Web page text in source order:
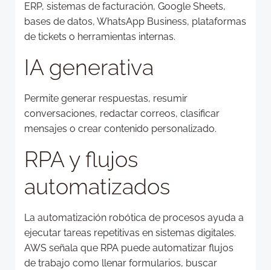
ERP, sistemas de facturación, Google Sheets,
bases de datos, WhatsApp Business, plataformas
de tickets o herramientas internas.
IA generativa
Permite generar respuestas, resumir
conversaciones, redactar correos, clasificar
mensajes o crear contenido personalizado.
RPA y flujos
automatizados
La automatización robótica de procesos ayuda a
ejecutar tareas repetitivas en sistemas digitales.
AWS señala que RPA puede automatizar flujos
de trabajo como llenar formularios, buscar